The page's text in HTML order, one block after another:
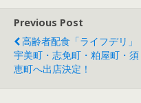
Previous Post
高齢者配食「ライフデリ」
宇美町・志免町・粕屋町・須
恵町へ出店決定！